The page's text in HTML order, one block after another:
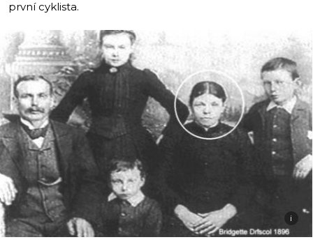
první cyklista.
i